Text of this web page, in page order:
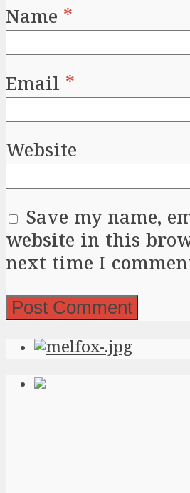
Name *
Email *
Website
Save my name,
website in this
next time I